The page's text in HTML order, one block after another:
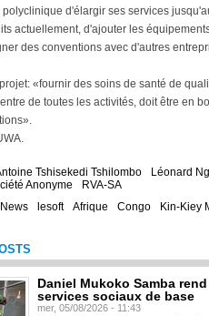
d'élargir ses services
actuellement, d'ajouter les
des conventions avec d'autres
«fournir des soins de santé de
de toutes les activités, doit être en
Tshisekedi Tshilombo Léonard
Anonyme
RVA-SA
News lesoft Afrique Congo Kin-Kiey
Daniel Mukoko Samba
services sociaux de base
mer, 05/08/2026 - 11:43